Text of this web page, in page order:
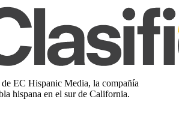
EC Hispanic Media, la compañía
hispana en el sur de California.